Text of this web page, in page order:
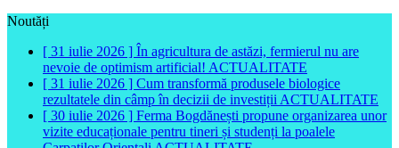
Noutăți
[ 31 iulie 2026 ] În agricultura de astăzi, fermierul nu are
nevoie de optimism artificial! ACTUALITATE
[ 31 iulie 2026 ] Cum transformă produsele biologice
rezultatele din câmp în decizii de investiții ACTUALITATE
[ 30 iulie 2026 ] Ferma Bogdănești propune organizarea unor
vizite educaționale pentru tineri și studenți la poalele